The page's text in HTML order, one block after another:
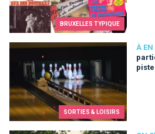
BRUXELLES TYPIQUE
SORTIES & LOISIRS
À EN
Une partie de bowling ? Strikez